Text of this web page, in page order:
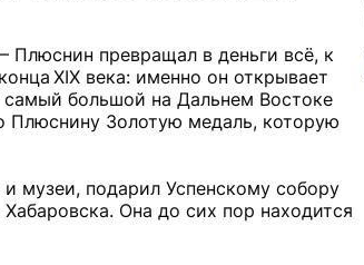
Плюснин превращал в деньги всё, к
XIX века: именно он открывает
самый большой на Дальнем Востоке
Плюснину Золотую медаль, которую
музеи, подарил Успенскому собору
Она до сих пор находится